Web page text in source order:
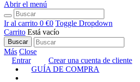
Abrir el menú
Ir al carrito 0 €0 Toggle Dropdown
Carrito Está vacío
Buscar
Más Close
Entrar
Crear una cuenta de cliente
GUÍA DE COMPRA